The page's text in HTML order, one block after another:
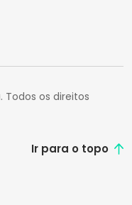
Todos os direitos
Ir para o topo